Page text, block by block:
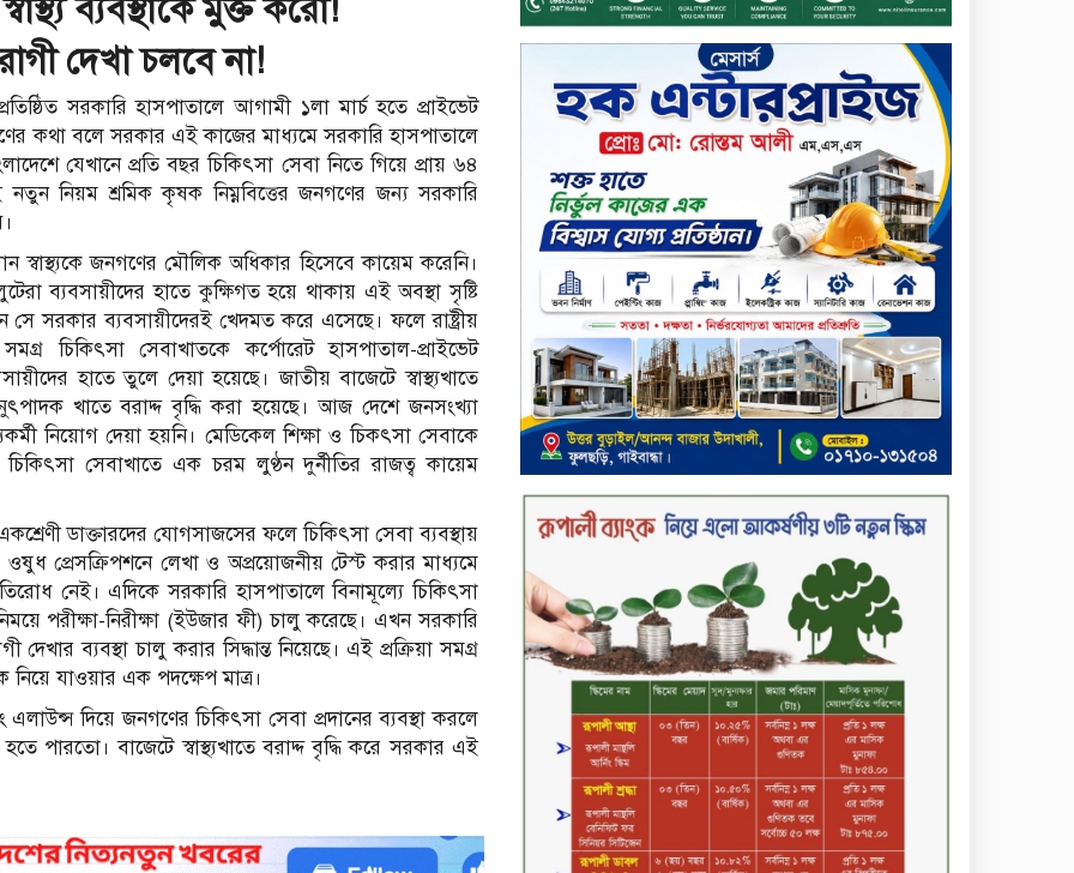
ব্যবস্থাকে মুক্ত করো!
দেখা চলবে না!
সরকারি হাসপাতালে আগামী ১লা মার্চ হতে প্রাইভেট
কথা বলে সরকার এই কাজের মাধ্যমে সরকারি হাসপাতালে
যেখানে প্রতি বছর চিকিৎসা সেবা নিতে গিয়ে প্রায় ৬৪
নিয়ম শ্রমিক কৃষক নিম্নবিত্তের জনগণের জন্য সরকারি
স্বাস্থ্যকে জনগণের মৌলিক অধিকার হিসেবে কায়েম করেনি।
ব্যবসায়ীদের হাতে কুক্ষিগত হয়ে থাকায় এই অবস্থা সৃষ্টি
সরকার ব্যবসায়ীদেরই খেদমত করে এসেছে। ফলে রাষ্ট্রীয়
চিকিৎসা সেবাখাতকে কর্পোরেট হাসপাতাল-প্রাইভেট
হাতে তুলে দেয়া হয়েছে। জাতীয় বাজেটে স্বাস্থ্যখাতে
খাতে বরাদ্দ বৃদ্ধি করা হয়েছে। আজ দেশে জনসংখ্যা
নিয়োগ দেয়া হয়নি। মেডিকেল শিক্ষা ও চিকৎসা সেবাকে
সেবাখাতে এক চরম লুণ্ঠন দুর্নীতির রাজত্ব কায়েম
ডাক্তারদের যোগসাজসের ফলে চিকিৎসা সেবা ব্যবস্থায়
প্রেসক্রিপশনে লেখা ও অপ্রয়োজনীয় টেস্ট করার মাধ্যমে
নেই। এদিকে সরকারি হাসপাতালে বিনামূল্যে চিকিৎসা
পরীক্ষা-নিরীক্ষা (ইউজার ফী) চালু করেছে। এখন সরকারি
ব্যবস্থা চালু করার সিদ্ধান্ত নিয়েছে। এই প্রক্রিয়া সমগ্র
নিয়ে যাওয়ার এক পদক্ষেপ মাত্র।
এলাউন্স দিয়ে জনগণের চিকিৎসা সেবা প্রদানের ব্যবস্থা করলে
পারতো। বাজেটে স্বাস্থ্যখাতে বরাদ্দ বৃদ্ধি করে সরকার এই
ডিজিটাল স্ক্রিন ছেড়ে ফসলের মাঠে
শিক্ষার্থীরা; টাঙ্গাইলের মহিষমারা
কলেজে খুন্তি-কোদালে তরুণদের
নতুন বিপ্লব!
শান্তা পিনাকলে প্রিমিয়ার ব্যাংকের
বোর্ড সভা অনুষ্ঠিত
কাফরুলে মুক্তিযোদ্ধা কল্যাণ
সমিতিতে ইশতিয়াক আজিজ
উলফাতের কোটি টাকার দুর্নীতি,
ফ্ল্যাট দখলের অপচেষ্টা ও সন্ত্রাসী
হামলা
ব্যাংকিং খাত স্থিতিশীল করতে ১৮
মাসের পরিকল্পনা কেন্দ্রীয়
ব্যাংকের
কারখানার উৎপাদন কার্যক্রম
সম্পূর্ণ বন্ধ, জানাল এস আলম
দীর্ঘস্থায়ী ৭,৫০০ এমএএইচ
ব্যাটারি এবং শক্তিশালী গরিলা গ্লাস
৭আই সুরক্ষা নিয়ে শাওমি উন্মোচন
করল নতুন রেডমি ১৭
২০২৫-২৬ অর্থবছরে এনবিআরের
রাজস্ব আদায় ৪.১৫ লাখ কোটি
সপ্তাহের তৃতীয় কার্যদিবসে
লেনদেনের শীর্ষে একমি
পেস্টিসাইড